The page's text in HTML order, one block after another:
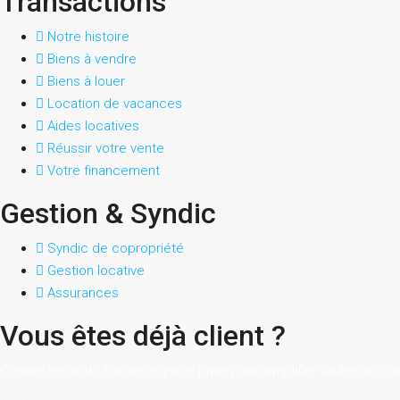
Notre histoire
Biens à vendre
Biens à louer
Location de vacances
Aides locatives
Réussir votre vente
Votre financement
Gestion & Syndic
Syndic de copropriété
Gestion locative
Assurances
Vous êtes déjà client ?